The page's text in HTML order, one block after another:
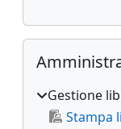
Salta
Gestione
Stampa